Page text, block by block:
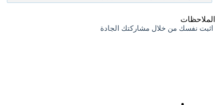
الملاحظات
اثبت نفسك من خلال مشاركتك الجادة